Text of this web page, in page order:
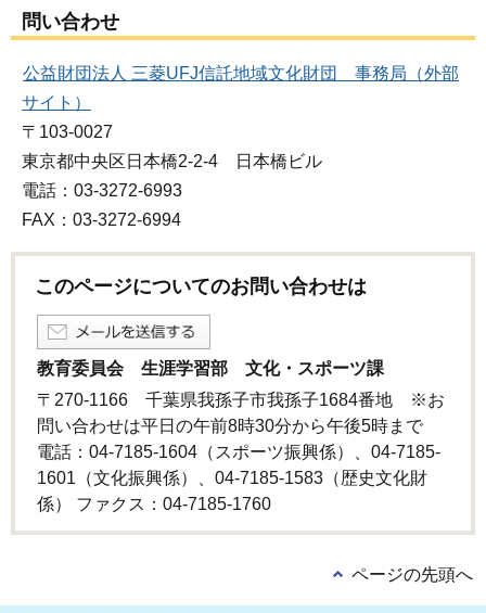
問い合わせ
公益財団法人 三菱UFJ信託地域文化財団 事務局（外部
サイト）
〒103-0027
東京都中央区日本橋2-2-4 日本橋ビル
電話：03-3272-6993
FAX：03-3272-6994
このページについてのお問い合わせは
教育委員会 生涯学習部 文化・スポーツ課
〒270-1166 千葉県我孫子市我孫子1684番地 ※お
問い合わせは平日の午前8時30分から午後5時まで
電話：04-7185-1604（スポーツ振興係）、04-7185-
1601（文化振興係）、04-7185-1583（歴史文化財
係） ファクス：04-7185-1760
ページの先頭へ